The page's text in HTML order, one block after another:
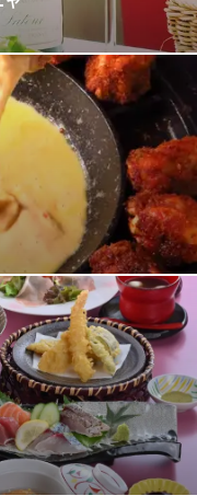
･4･5F
ポラのバーニャカウ
ルを煮立ててつくるソ
流行のUFOチキンフォ
油チキンを濃厚とろ～
！サイドメニューの野
べるのがHIGOYAおス